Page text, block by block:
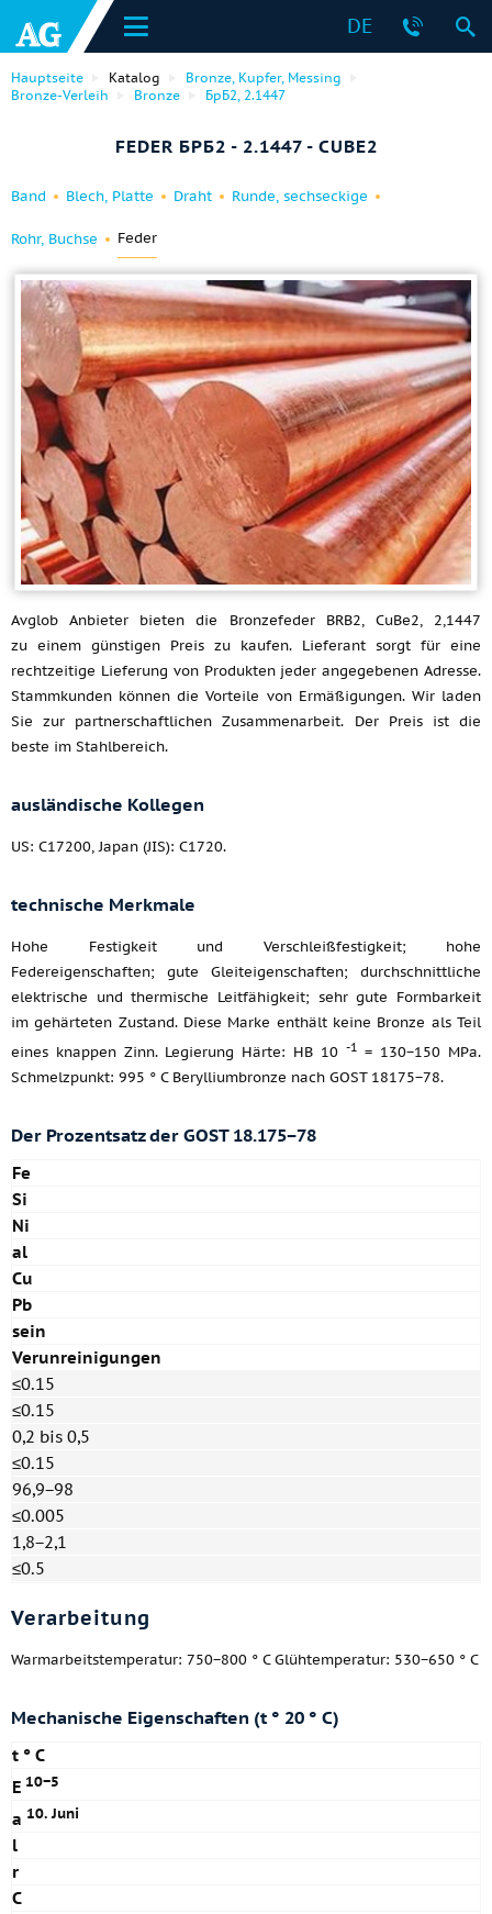
DE
Hauptseite Katalog
Bronze, Kupfer, Messing
Bronze-Verleih
Bronze БрБ2, 2.1447
FEDER БРБ2 - 2.1447 - CUBE2
Band Blech, Platte Draht Runde, sechseckige
Rohr, Buchse Feder
Avglob Anbieter bieten die Bronzefeder BRB2, CuBe2, 2,1447
zu einem günstigen Preis zu kaufen. Lieferant sorgt für eine
rechtzeitige Lieferung von Produkten jeder angegebenen Adresse.
Stammkunden können die Vorteile von Ermäßigungen. Wir laden
Sie zur partnerschaftlichen Zusammenarbeit. Der Preis ist die
beste im Stahlbereich.
ausländische Kollegen
US: C17200, Japan (JIS): C1720.
technische Merkmale
Hohe Festigkeit und Verschleißfestigkeit; hohe
Federeigenschaften; gute Gleiteigenschaften; durchschnittliche
elektrische und thermische Leitfähigkeit; sehr gute Formbarkeit
im gehärteten Zustand. Diese Marke enthält keine Bronze als Teil
eines knappen Zinn. Legierung Härte: HB 10 -1 = 130−150 MPa.
Schmelzpunkt: 995 ° C Berylliumbronze nach GOST 18175−78.
Der Prozentsatz der GOST 18.175−78
Fe
Si
Ni
al
Cu
Pb
sein
Verunreinigungen
≤0.15
≤0.15
0,2 bis 0,5
≤0.15
96,9−98
≤0.005
1,8−2,1
≤0.5
Verarbeitung
Warmarbeitstemperatur: 750−800 ° C Glühtemperatur: 530−650 ° C
Mechanische Eigenschaften (t ° 20 ° C)
t ° C
E 10−5
a 10. Juni
l
r
C